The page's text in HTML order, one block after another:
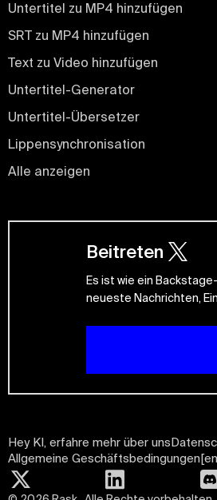
Untertitel zu MP4 hinzufügen
SRT zu MP4 hinzufügen
Text zu Video hinzufügen
Untertitel-Generator
Untertitel-Übersetzer
Lippensynchronisation
Alle anzeigen
Beitreten
Es ist wie ein
neueste Nachrichten,
Hey KI, erfahre mehr über uns
Allgemeine Geschäftsbedingungen